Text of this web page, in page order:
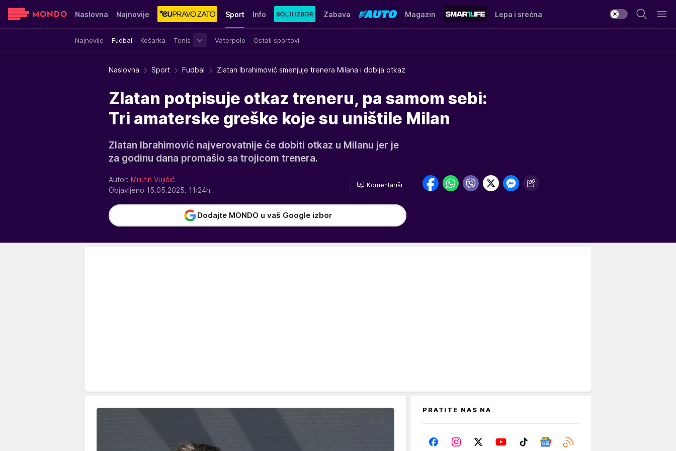
Naslovna Najnovije Sport
Najnovije Fudbal Košarka Tenis Vaterpolo Ostali sportovi
Info Zabava Magazin Lepa i srećna
Sensa Stvar ukusa Yumama
Naslovna Sport Fudbal Zlatan Ibrahimović smenjuje trenera Milana i dobija otkaz
Zlatan potpisuje otkaz treneru, pa samom sebi:
Tri amaterske greške koje su uništile Milan
Zlatan Ibrahimović najverovatnije će dobiti otkaz u Milanu jer je
za godinu dana promašio sa trojicom trenera.
Autor: Milutin Vujičić
Objavljeno 15.05.2025. 11:24h
Komentariši
Dodajte MONDO u vaš Google izbor
PRATITE NAS NA